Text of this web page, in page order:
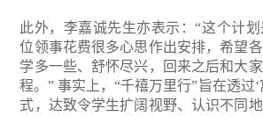
此外，李嘉诚先生亦表示：“这个计
位领事花费很多心思作出安排，希望各
学多一些、舒怀尽兴，回来之后和大
程。” 事实上，“千禧万里行”旨在透过
式，达致令学生扩阔视野、认识不同